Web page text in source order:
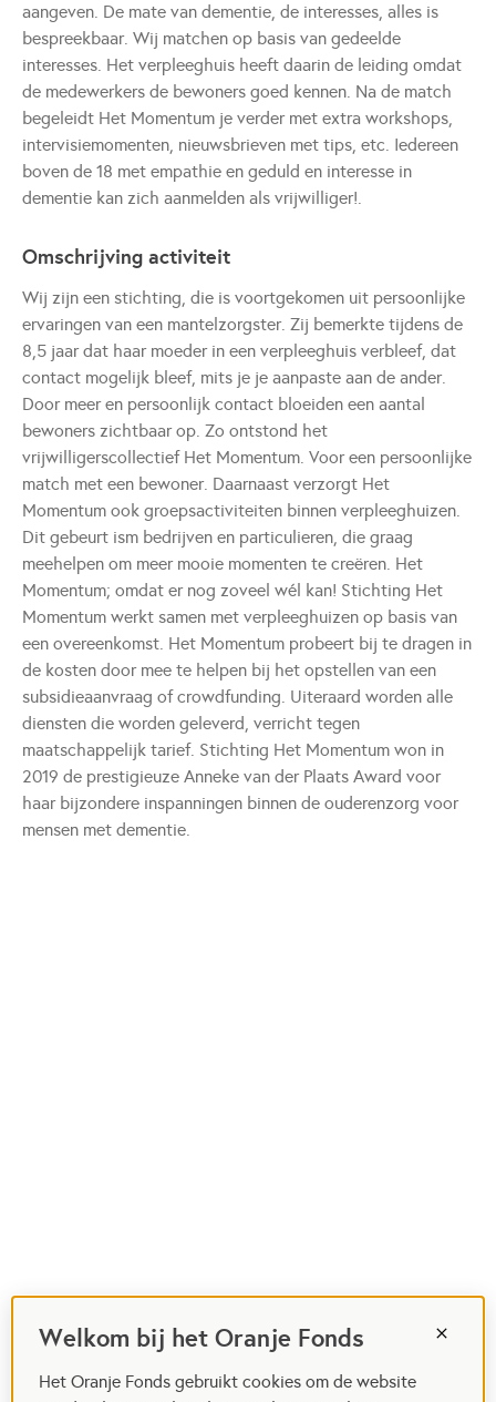
Welkom bij het Oranje Fonds
Het Oranje Fonds gebruikt cookies om de website
aangeven. De mate van dementie, de interesses, alles is
bespreekbaar. Wij matchen op basis van gedeelde
interesses. Het verpleeghuis heeft daarin de leiding omdat
de medewerkers de bewoners goed kennen. Na de match
begeleidt Het Momentum je verder met extra workshops,
intervisiemomenten, nieuwsbrieven met tips, etc. Iedereen
boven de 18 met empathie en geduld en interesse in
dementie kan zich aanmelden als vrijwilliger!.
Omschrijving activiteit
Wij zijn een stichting, die is voortgekomen uit persoonlijke
ervaringen van een mantelzorgster. Zij bemerkte tijdens de
8,5 jaar dat haar moeder in een verpleeghuis verbleef, dat
contact mogelijk bleef, mits je je aanpaste aan de ander.
Door meer en persoonlijk contact bloeiden een aantal
bewoners zichtbaar op. Zo ontstond het
vrijwilligerscollectief Het Momentum. Voor een persoonlijke
match met een bewoner. Daarnaast verzorgt Het
Momentum ook groepsactiviteiten binnen verpleeghuizen.
Dit gebeurt ism bedrijven en particulieren, die graag
meehelpen om meer mooie momenten te creëren. Het
Momentum; omdat er nog zoveel wél kan! Stichting Het
Momentum werkt samen met verpleeghuizen op basis van
een overeenkomst. Het Momentum probeert bij te dragen in
de kosten door mee te helpen bij het opstellen van een
subsidieaanvraag of crowdfunding. Uiteraard worden alle
diensten die worden geleverd, verricht tegen
maatschappelijk tarief. Stichting Het Momentum won in
2019 de prestigieuze Anneke van der Plaats Award voor
haar bijzondere inspanningen binnen de ouderenzorg voor
mensen met dementie.